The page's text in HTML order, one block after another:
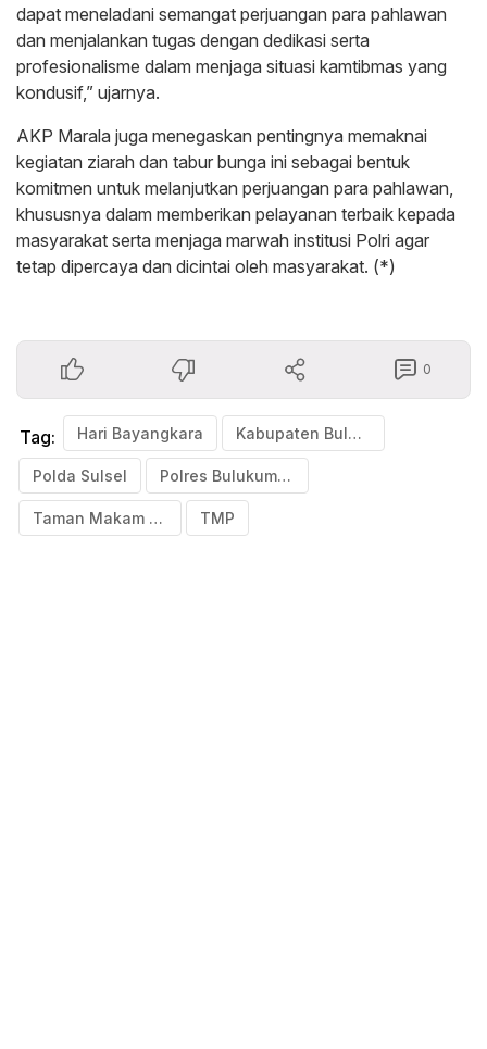
dapat meneladani semangat perjuangan para pahlawan
dan menjalankan tugas dengan dedikasi serta
profesionalisme dalam menjaga situasi kamtibmas yang
kondusif,” ujarnya.
AKP Marala juga menegaskan pentingnya memaknai
kegiatan ziarah dan tabur bunga ini sebagai bentuk
komitmen untuk melanjutkan perjuangan para pahlawan,
khususnya dalam memberikan pelayanan terbaik kepada
masyarakat serta menjaga marwah institusi Polri agar
tetap dipercaya dan dicintai oleh masyarakat. (*)
0
Tag: Hari Bayangkara Kabupaten Bulukumba
Polda Sulsel Polres Bulukumba
Taman Makam Pahlawan TMP